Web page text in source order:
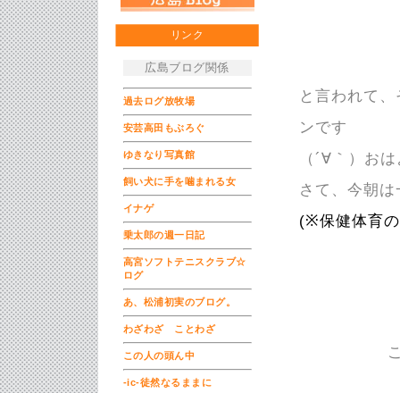
リンク
広島ブログ関係
過去ログ放牧場
安芸高田もぶろぐ
ゆきなり写真館
飼い犬に手を噛まれる女
イナゲ
乗太郎の週一日記
高宮ソフトテニスクラブ☆
ログ
あ、松浦初実のブログ。
わざわざ ことわざ
この人の頭ん中
-ic-徒然なるままに
と言われて
ンです
（´∀｀）お
さて、今朝
(※保健体育